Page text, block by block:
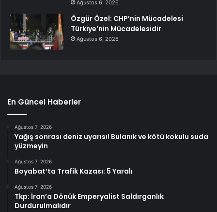
Ağustos 6, 2026
Özgür Özel: CHP’nin Mücadelesi
Türkiye’nin Mücadelesidir
Ağustos 6, 2026
En Güncel Haberler
Ağustos 7, 2026
Yağış sonrası deniz uyarısı! Bulanık ve kötü kokulu suda
yüzmeyin
Ağustos 7, 2026
Boyabat’ta Trafik Kazası: 5 Yaralı
Ağustos 7, 2026
Tkp: İran’a Dönük Emperyalist Saldırganlık
Durdurulmalıdır